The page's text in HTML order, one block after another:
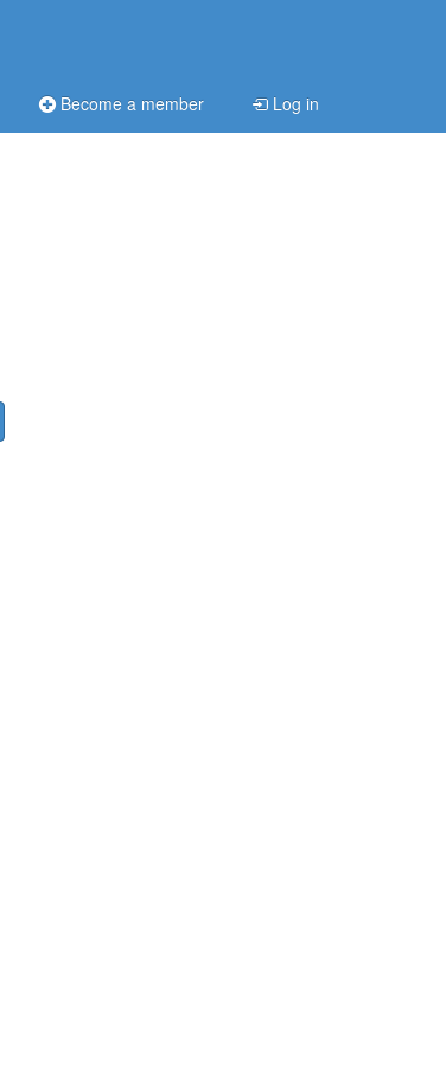
Become a member Log in